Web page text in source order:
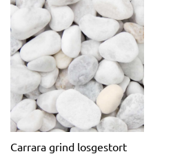
Carrara grind losgestort